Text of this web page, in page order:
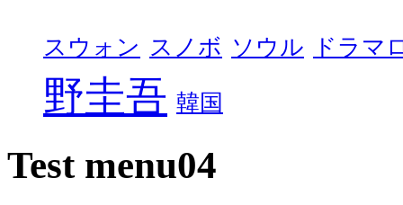
スウォン スノボ ソウル ドラマ
野圭吾 韓国
Test menu04